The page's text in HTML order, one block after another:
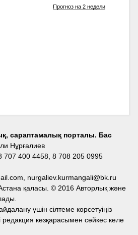
Прогноз на 2 недели
сараптамалық порталы. Бас
Нұрғалиев
707 400 4458, 8 708 205 0995
nurgaliev.kurmangali@bk.ru
қаласы. © 2016 Авторлық және
үшін сілтеме көрсетуіңіз
редакция көзқарасымен сәйкес келе